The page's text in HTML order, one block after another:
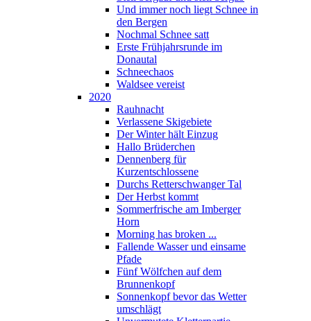
Und immer noch liegt Schnee in
den Bergen
Nochmal Schnee satt
Erste Frühjahrsrunde im
Donautal
Schneechaos
Waldsee vereist
2020
Rauhnacht
Verlassene Skigebiete
Der Winter hält Einzug
Hallo Brüderchen
Dennenberg für
Kurzentschlossene
Durchs Retterschwanger Tal
Der Herbst kommt
Sommerfrische am Imberger
Horn
Morning has broken ...
Fallende Wasser und einsame
Pfade
Fünf Wölfchen auf dem
Brunnenkopf
Sonnenkopf bevor das Wetter
umschlägt